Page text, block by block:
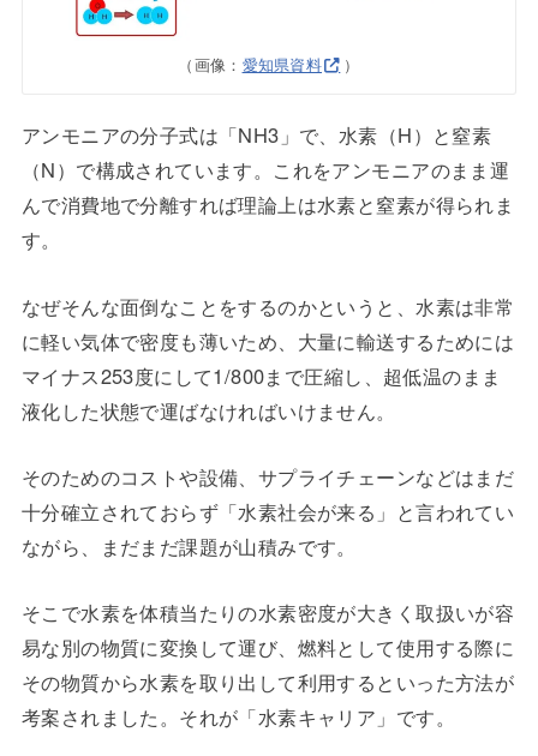
（画像： 愛知県資料 ）
アンモニアの分子式は「NH3」で、水素（H）と窒素
（N）で構成されています。これをアンモニアのまま運
んで消費地で分離すれば理論上は水素と窒素が得られま
す。
なぜそんな面倒なことをするのかというと、水素は非常
に軽い気体で密度も薄いため、大量に輸送するためには
マイナス253度にして1/800まで圧縮し、超低温のまま
液化した状態で運ばなければいけません。
そのためのコストや設備、サプライチェーンなどはまだ
十分確立されておらず「水素社会が来る」と言われてい
ながら、まだまだ課題が山積みです。
そこで水素を体積当たりの水素密度が大きく取扱いが容
易な別の物質に変換して運び、燃料として使用する際に
その物質から水素を取り出して利用するといった方法が
考案されました。それが「水素キャリア」です。